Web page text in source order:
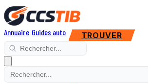
Annuaire Guides auto TROUVER